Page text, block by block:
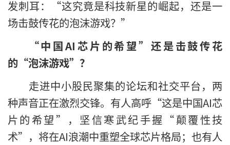
发刺耳：“这究竟是科技新星的崛起，还是一
场击鼓传花的泡沫游戏？”
“中国AI芯片的希望”还是击鼓传花
的“泡沫游戏”？
走进中小股民聚集的论坛和社交平台，两
种声音正在激烈交锋。有人高呼“这是中国AI芯
片的希望”，坚信寒武纪手握“颠覆性技
术”，将在AI浪潮中重塑全球芯片格局；也有人